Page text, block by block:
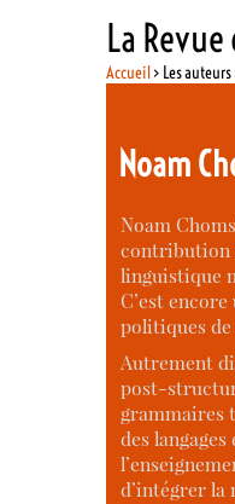
La
Accueil> Les auteurs
Noam
Noam
contribution
linguistique
C’est
politiques de
Autrement
post-
grammaires
des
d’intégrer la